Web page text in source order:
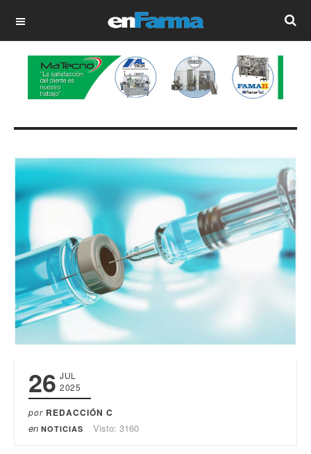
OFF CANVAS
26 JUL
2025
por REDACCIÓN C
en NOTICIAS Visto: 3160